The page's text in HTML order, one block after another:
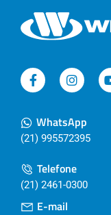
WhatsApp
(21) 995572395
Telefone
(21) 2461-0300
E-mail